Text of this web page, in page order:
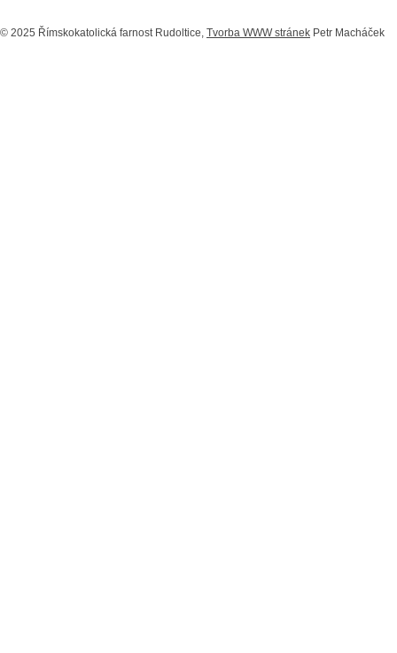
© 2025 Římskokatolická farnost Rudoltice, Tvorba WWW stránek Petr Macháček